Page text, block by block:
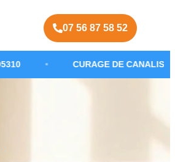
07 56 87 58 52
CURAGE DE CANALISATION SANITAIRE